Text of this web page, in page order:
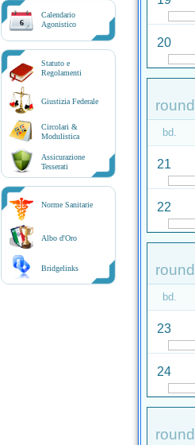
6
Calendario
Agonistico
Statuto e
Regolamenti
Giustizia Federale
Circolari &
Modulistica
Assicurazione
Tesserati
Norme Sanitarie
Albo d'Oro
Bridgelinks
20
round
bd.
21
22
round
bd.
23
24
round